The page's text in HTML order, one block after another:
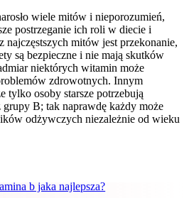
wiele mitów i nieporozumień,
postrzeganie ich roli w diecie i
mitów jest przekonanie,
są bezpieczne i nie mają skutków
niektórych witamin może
zdrowotnych. Innym
tylko osoby starsze potrzebują
B; tak naprawdę każdy może
odżywczych niezależnie od wieku
b jaka najlepsza?